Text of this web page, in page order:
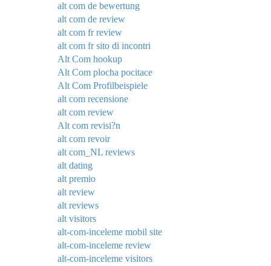
alt com de bewertung
alt com de review
alt com fr review
alt com fr sito di incontri
Alt Com hookup
Alt Com plocha pocitace
Alt Com Profilbeispiele
alt com recensione
alt com review
Alt com revisi?n
alt com revoir
alt com_NL reviews
alt dating
alt premio
alt review
alt reviews
alt visitors
alt-com-inceleme mobil site
alt-com-inceleme review
alt-com-inceleme visitors